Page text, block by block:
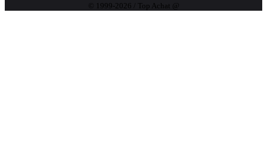
© 1999-2026 / Top Achat @